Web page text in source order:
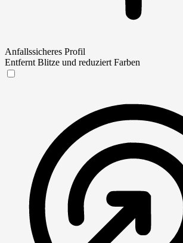
Anfallssicheres Profil
Entfernt Blitze und reduziert Farben